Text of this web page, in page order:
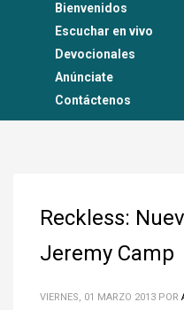
Bienvenidos
Escuchar en vivo
Devocionales
Anúnciate
Contáctenos
Reckless:
Jeremy Camp
VIERNES, 01 MARZO 2013 POR